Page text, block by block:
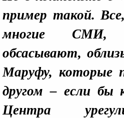
пример такой.
многие СМИ,
обсасывают,
Маруфу, которые
другом – если бы
Центра